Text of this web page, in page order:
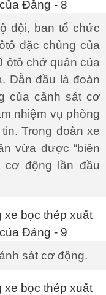
đội, ban tổ chức
đặc chủng của
ôtô chở quân của
Dẫn đầu là đoàn
của cảnh sát cơ
nhiệm vụ phòng
Trong đoàn xe
vừa được “biên
cơ động lần đầu
sát cơ động.